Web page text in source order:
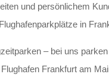
und persönlichem
in
– bei uns
Frankfurt am